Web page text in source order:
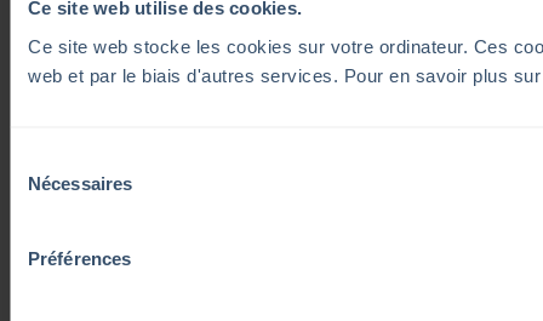
Ce site web utilise des cookies.
Ce site web stocke les cookies sur votre ordinateur. Ces
web et par le biais d'autres services. Pour en savoir plus
Nécessaires
Préférences